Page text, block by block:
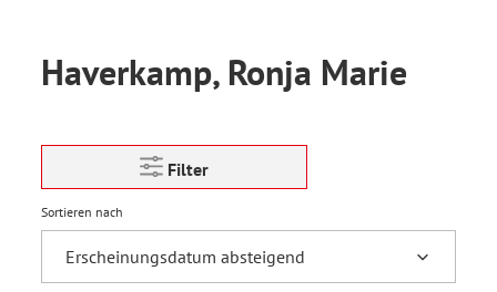
Haverkamp, Ronja Marie
Filter
Sortieren nach